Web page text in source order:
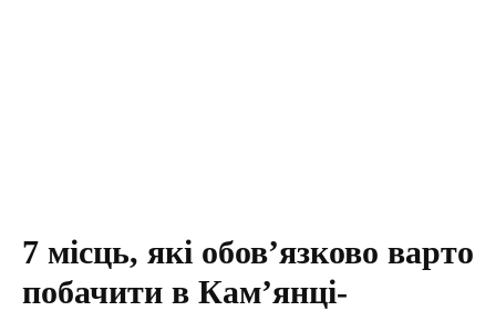
7 місць, які обов’язково варто
побачити в Кам’янці-